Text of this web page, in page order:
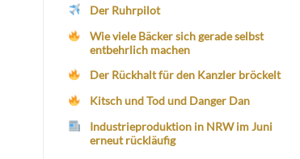
Der Ruhrpilot
Wie viele Bäcker sich gerade selbst
entbehrlich machen
Der Rückhalt für den Kanzler bröckelt
Kitsch und Tod und Danger Dan
Industrieproduktion in NRW im Juni
erneut rückläufig